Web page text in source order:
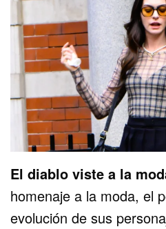
El diablo viste a la
homenaje a la moda, el
evolución de sus